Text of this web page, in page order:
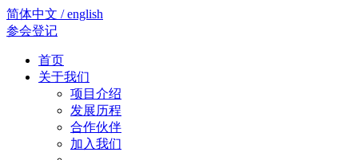
简体中文 / english
参会登记
首页
关于我们
项目介绍
发展历程
合作伙伴
加入我们